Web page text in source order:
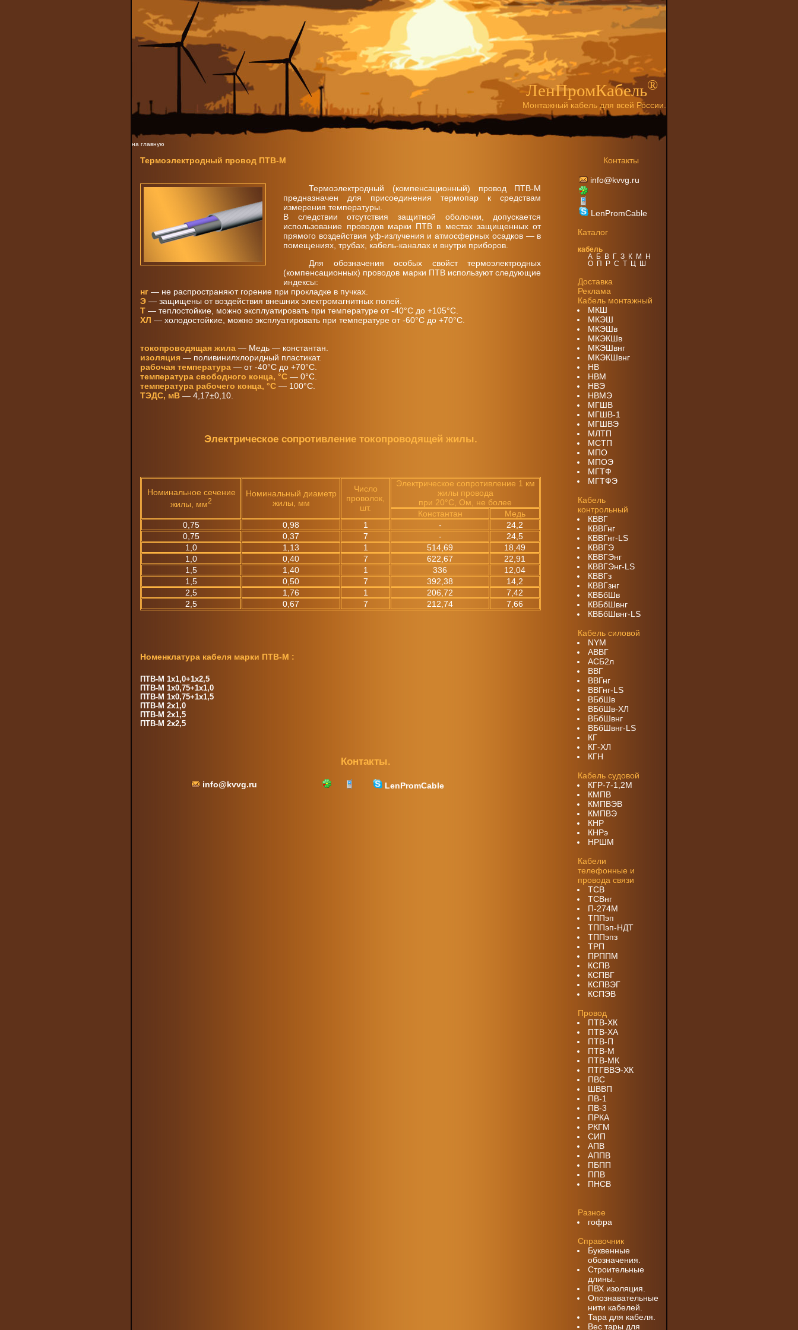
ЛенПромКабель®
Монтажный кабель для всей России.
на главную
Термоэлектродный провод ПТВ-М
Термоэлектродный (компенсационный) провод ПТВ-М
предназначен для присоединения термопар к средствам
измерения температуры.
В следствии отсутствия защитной оболочки, допускается
использование проводов марки ПТВ в местах защищенных от
прямого воздействия уф-излучения и атмосферных осадков — в
помещениях, трубах, кабель-каналах и внутри приборов.
Для обозначения особых свойст термоэлектродных
(компенсационных) проводов марки ПТВ используют следующие
индексы:
нг — не распространяют горение при прокладке в пучках.
Э — защищены от воздействия внешних электромагнитных полей.
Т — теплостойкие, можно эксплуатировать при температуре от -40°С до +105°С.
ХЛ — холодостойкие, можно эксплуатировать при температуре от -60°С до +70°С.
токопроводящая жила — Медь — константан.
изоляция — поливинилхлоридный пластикат.
рабочая температура — от -40°С до +70°С.
температура свободного конца, °С — 0°С.
температура рабочего конца, °С — 100°С.
ТЭДС, мВ — 4,17±0,10.
Электрическое сопротивление токопроводящей жилы.
Номинальное сечение
жилы, мм2
Номинальный диаметр
жилы, мм
Число
проволок,
шт.
Электрическое сопротивление 1 км
жилы провода
при 20°С, Ом, не более
Константан
Медь
0,75
0,98 1 -
24,2
0,75
0,37 7 -
24,5
1,0
1,13 1 514,69
18,49
1,0
0,40 7 622,67
22,91
1,5
1,40 1 336
12,04
1,5
0,50 7 392,38
14,2
2,5
1,76 1 206,72
7,42
2,5
0,67 7 212,74 7,66
Номенклатура кабеля марки ПТВ-М :
ПТВ-М 1х1,0+1х2,5
ПТВ-М 1х0,75+1х1,0
ПТВ-М 1х0,75+1х1,5
ПТВ-М 2х1,0
ПТВ-М 2х1,5
ПТВ-М 2х2,5
Контакты
info@kvvg.ru
LenPromCable
Каталог
кабель
А
Б В Г З К М
Н
О
П Р С Т
Доставка
Реклама
Кабель монтажный
МКШ
МКЭШ
МКЭШв
МКЭКШв
МКЭШвнг
МКЭКШвнг
НВ
HВM
НВЭ
НВМЭ
МГШВ
MГШВ-1
МГШВЭ
МЛТП
МСТП
МПО
МПОЭ
МГТФ
МГТФЭ
Кабель
контрольный
КВВГ
КВВГнг
КВВГнг-LS
КВВГЭ
КВВГЭнг
КВВГЭнг-LS
КВВГз
КВВГзнг
КВБбШв
КВБбШвнг
КВБбШвнг-LS
Кабель силовой
NYM
АВВГ
АСБ2л
ВВГ
ВВГнг
ВВГнг-LS
ВБбШв
ВБбШв-ХЛ
ВБбШвнг
ВБбШвнг-LS
КГ
КГ-ХЛ
КГН
Кабель судовой
КГР-7-1,2М
КМПВ
КМПВЭВ
КМПВЭ
КНР
КНРэ
НРШМ
Кабели
телефонные и
провода связи
ТСВ
ТСВнг
П-274М
ТППэп
ТППэп-НДТ
ТППэпз
ТРП
ПРППМ
КСПВ
КСПВГ
КСПВЭГ
КСПЭВ
Провод
ПТВ-ХК
ПТВ-ХА
ПТВ-П
ПТВ-М
ПТВ-МК
ПТГВВЭ-ХК
ПВС
ШВВП
ПВ-1
ПВ-3
ПРКА
РКГМ
СИП
АПВ
АППВ
ПБПП
ППВ
ПНСВ
Разное
гофра
Справочник
Буквенные
обозначения.
Строительные
длины.
ПВХ изоляция.
Опознавательные
нити кабелей.
Тара для кабеля.
Вес тары для
Контакты.
info@kvvg.ru LenPromCable